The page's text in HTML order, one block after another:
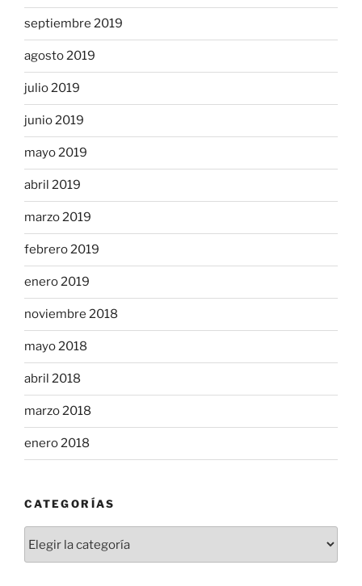
septiembre 2019
agosto 2019
julio 2019
junio 2019
mayo 2019
abril 2019
marzo 2019
febrero 2019
enero 2019
noviembre 2018
mayo 2018
abril 2018
marzo 2018
enero 2018
CATEGORÍAS